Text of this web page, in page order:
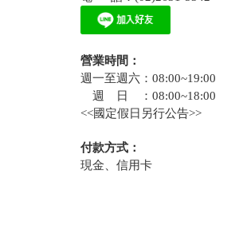
營業時間：
週一至週六：08:00~19:00
週 日 ：08:00~18:00
<<國定假日另行公告>>
付款方式：
現金、信用卡